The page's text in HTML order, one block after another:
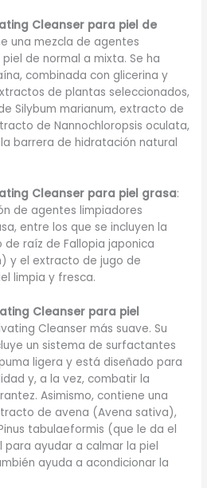
Cleanser para piel de
una mezcla de agentes
de normal a mixta. Se ha
combinada con glicerina y
de plantas seleccionados,
Silybum marianum, extracto de
de Nannochloropsis oculata,
barrera de hidratación natural
Cleanser para piel grasa:
de agentes limpiadores
entre los que se incluyen la
raíz de Fallopia japonica
y el extracto de jugo de
limpia y fresca.
Cleanser para piel
Cleanser más suave. Su
un sistema de surfactantes
ligera y está diseñado para
y, a la vez, combatir la
Asimismo, contiene una
de avena (Avena sativa),
tabulaeformis (que le da el
ayudar a calmar la piel
ayuda a acondicionar la